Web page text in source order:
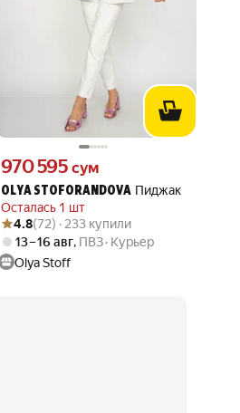
OLYA STOFORANDOVA Пиджак
Осталась 1 шт
Цена 970595 сум вместо
970 595 сум
Рейтинг товара: 4.8 из 5
Оценок: (72) · 233 купили
4.8(72) · 233 купили
13 – 16 авг, ПВЗ Курьер
Olya Stoff